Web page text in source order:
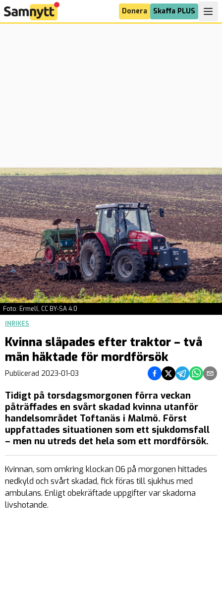
Donera Skaffa PLUS
Foto: Ermell, CC BY-SA 4.0
INRIKES
Kvinna släpades efter traktor – två
män häktade för mordförsök
Publicerad 2023-01-03 Dela på Facebook
Dela på Twitter
Dela påDela på
Dela
Tidigt på torsdagsmorgonen förra veckan
påträffades en svårt skadad kvinna utanför
handelsområdet Toftanäs i Malmö. Först
uppfattades situationen som ett sjukdomsfall
– men nu utreds det hela som ett mordförsök.
Kvinnan, som omkring klockan 06 på morgonen hittades
nedkyld och svårt skadad, fick föras till sjukhus med
ambulans. Enligt obekräftade uppgifter var skadorna
livshotande.